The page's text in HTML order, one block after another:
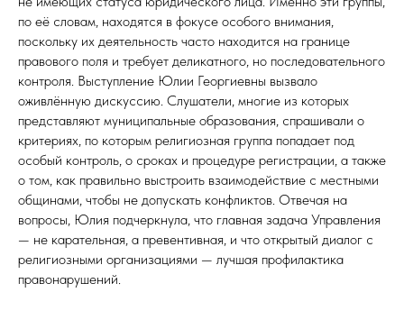
по её словам, находятся в фокусе особого внимания,
поскольку их деятельность часто находится на границе
правового поля и требует деликатного, но последовательного
контроля. Выступление Юлии Георгиевны вызвало
оживлённую дискуссию. Слушатели, многие из которых
представляют муниципальные образования, спрашивали о
критериях, по которым религиозная группа попадает под
особый контроль, о сроках и процедуре регистрации, а также
о том, как правильно выстроить взаимодействие с местными
общинами, чтобы не допускать конфликтов. Отвечая на
вопросы, Юлия подчеркнула, что главная задача Управления
— не карательная, а превентивная, и что открытый диалог с
религиозными организациями — лучшая профилактика
правонарушений.